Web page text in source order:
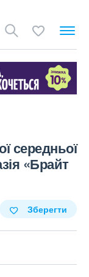
середньої
«Брайт
Зберегти